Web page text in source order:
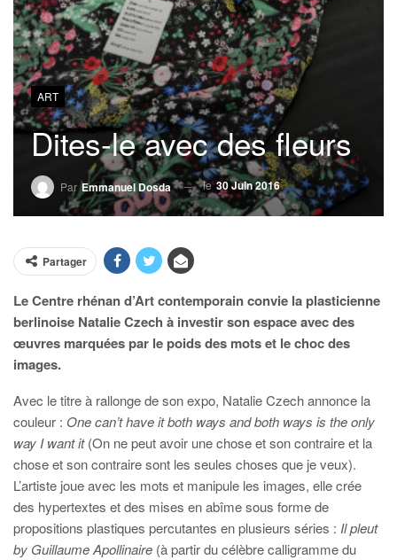
ART
Dites-le avec des fleurs
ParEmmanuel Dosda le30 Juin 2016
Partager
Le Centre rhénan d’Art contemporain convie la plasticienne
berlinoise Natalie Czech à investir son espace avec des
œuvres marquées par le poids des mots et le choc des
images.
Avec le titre à rallonge de son expo, Natalie Czech annonce la
couleur : One can’t have it both ways and both ways is the only
way I want it(On ne peut avoir une chose et son contraire et la
chose et son contraire sont les seules choses que je veux).
L’artiste joue avec les mots et manipule les images, elle crée
des hypertextes et des mises en abîme sous forme de
propositions plastiques percutantes en plusieurs séries : Il pleut
by Guillaume Apollinaire (à partir du célèbre calligramme du